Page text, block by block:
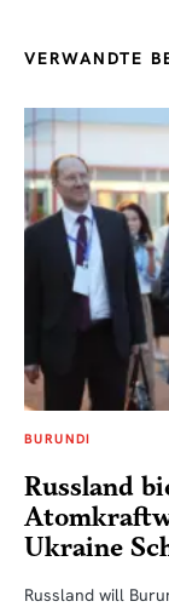
VERWANDTE
BURUNDI
Russland
Ukraine
Russland will